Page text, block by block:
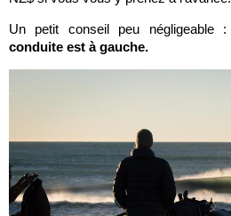
Un petit conseil peu négligeable :
conduite est à gauche.